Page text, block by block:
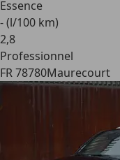
Essence
- (l/100 km)
2,8
Professionnel
FR 78780Maurecourt